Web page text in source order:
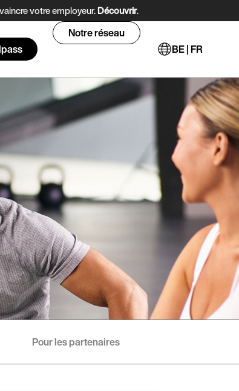
votre employeur.Découvrir.
Notre réseau
BE | FR
Pour les partenaires